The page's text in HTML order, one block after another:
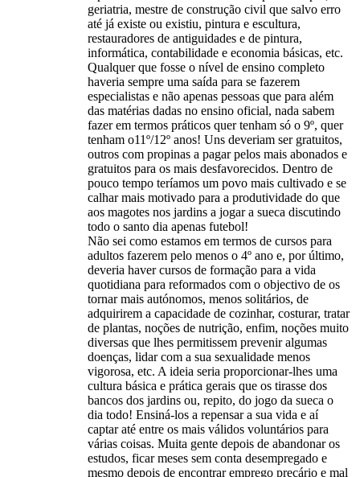
geriatria, mestre de construção civil que salvo erro
até já existe ou existiu, pintura e escultura,
restauradores de antiguidades e de pintura,
informática, contabilidade e economia básicas, etc.
Qualquer que fosse o nível de ensino completo
haveria sempre uma saída para se fazerem
especialistas e não apenas pessoas que para além
das matérias dadas no ensino oficial, nada sabem
fazer em termos práticos quer tenham só o 9º, quer
tenham o11º/12º anos! Uns deveriam ser gratuitos,
outros com propinas a pagar pelos mais abonados e
gratuitos para os mais desfavorecidos. Dentro de
pouco tempo teríamos um povo mais cultivado e se
calhar mais motivado para a produtividade do que
aos magotes nos jardins a jogar a sueca discutindo
todo o santo dia apenas futebol!
Não sei como estamos em termos de cursos para
adultos fazerem pelo menos o 4º ano e, por último,
deveria haver cursos de formação para a vida
quotidiana para reformados com o objectivo de os
tornar mais autónomos, menos solitários, de
adquirirem a capacidade de cozinhar, costurar, tratar
de plantas, noções de nutrição, enfim, noções muito
diversas que lhes permitissem prevenir algumas
doenças, lidar com a sua sexualidade menos
vigorosa, etc. A ideia seria proporcionar-lhes uma
cultura básica e prática gerais que os tirasse dos
bancos dos jardins ou, repito, do jogo da sueca o
dia todo! Ensiná-los a repensar a sua vida e aí
captar até entre os mais válidos voluntários para
várias coisas. Muita gente depois de abandonar os
estudos, ficar meses sem conta desempregado e
mesmo depois de encontrar emprego precário e mal